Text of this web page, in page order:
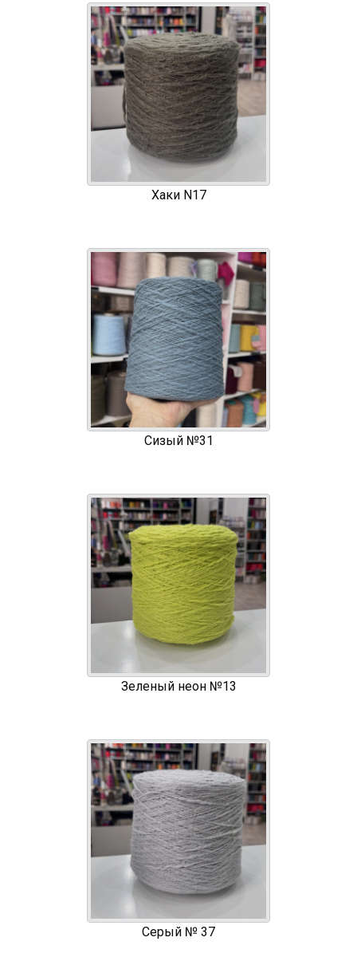
Хаки N17
Сизый №31
Зеленый неон №13
Серый № 37